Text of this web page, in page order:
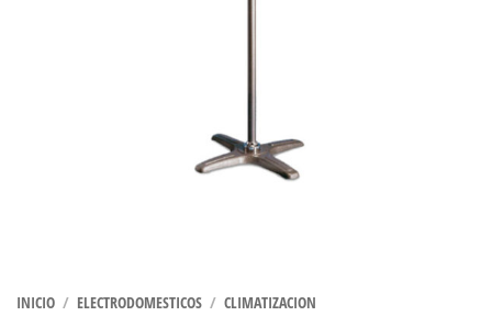
INICIO / ELECTRODOMESTICOS / CLIMATIZACION